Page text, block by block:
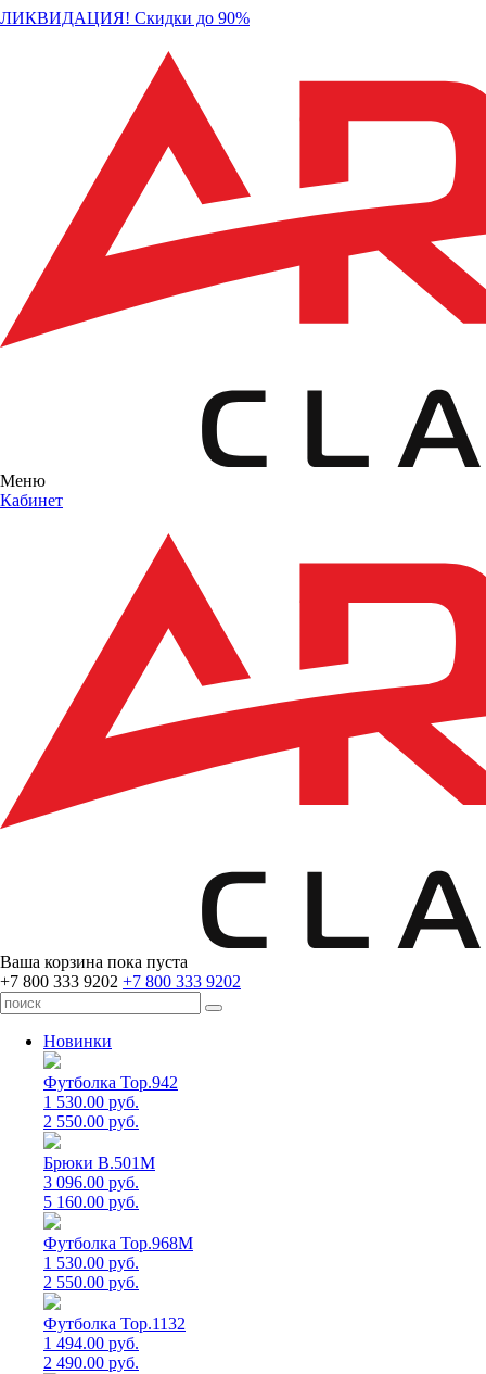
ЛИКВИДАЦИЯ! Скидки до 90%
Меню
Кабинет
Ваша корзина пока пуста
+7 800 333 9202 +7 800 333 9202
Новинки
Футболка Top.942
1 530.00 руб.
2 550.00 руб.
Брюки B.501M
3 096.00 руб.
5 160.00 руб.
Футболка Top.968M
1 530.00 руб.
2 550.00 руб.
Футболка Top.1132
1 494.00 руб.
2 490.00 руб.